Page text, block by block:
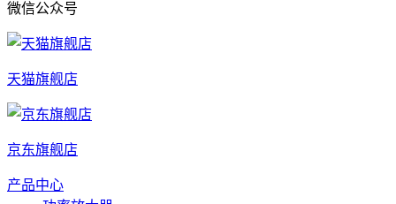
微信公众号
天猫旗舰店
京东旗舰店
产品中心